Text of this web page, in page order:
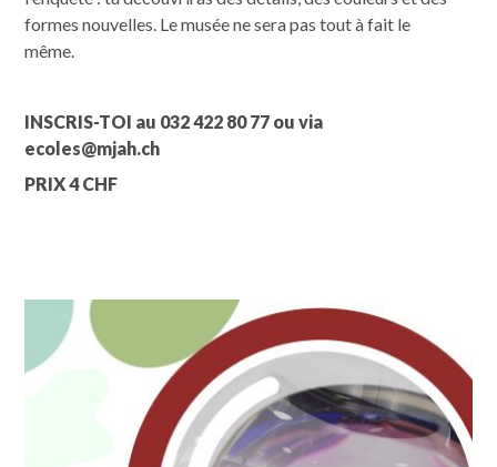
formes nouvelles. Le musée ne sera pas tout à fait le
même.
INSCRIS-TOI au 032 422 80 77 ou via
ecoles@mjah.ch
PRIX 4 CHF